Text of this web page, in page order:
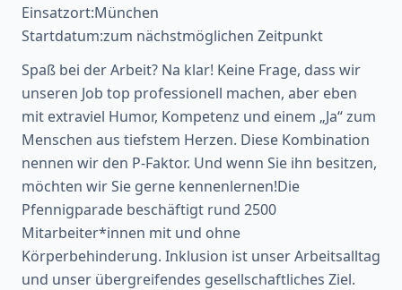
Einsatzort:München
Startdatum:zum nächstmöglichen Zeitpunkt
Spaß bei der Arbeit? Na klar! Keine Frage, dass wir
unseren Job top professionell machen, aber eben
mit extraviel Humor, Kompetenz und einem „Ja“ zum
Menschen aus tiefstem Herzen. Diese Kombination
nennen wir den P-Faktor. Und wenn Sie ihn besitzen,
möchten wir Sie gerne kennenlernen!Die
Pfennigparade beschäftigt rund 2500
Mitarbeiter*innen mit und ohne
Körperbehinderung. Inklusion ist unser Arbeitsalltag
und unser übergreifendes gesellschaftliches Ziel.